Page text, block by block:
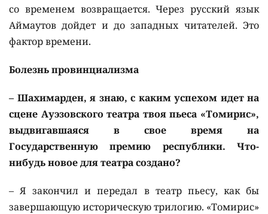
со временем возвращается. Через русский язык
Аймаутов дойдет и до западных читателей. Это
фактор времени.
Болезнь провинциализма
– Шахимарден, я знаю, с каким успехом идет на
сцене Ауэзовского театра твоя пьеса «Томирис»,
выдвигавшаяся в свое время на
Государственную премию республики. Что-
нибудь новое для театра создано?
– Я закончил и передал в театр пьесу, как бы
завершающую историческую трилогию. «Томирис»